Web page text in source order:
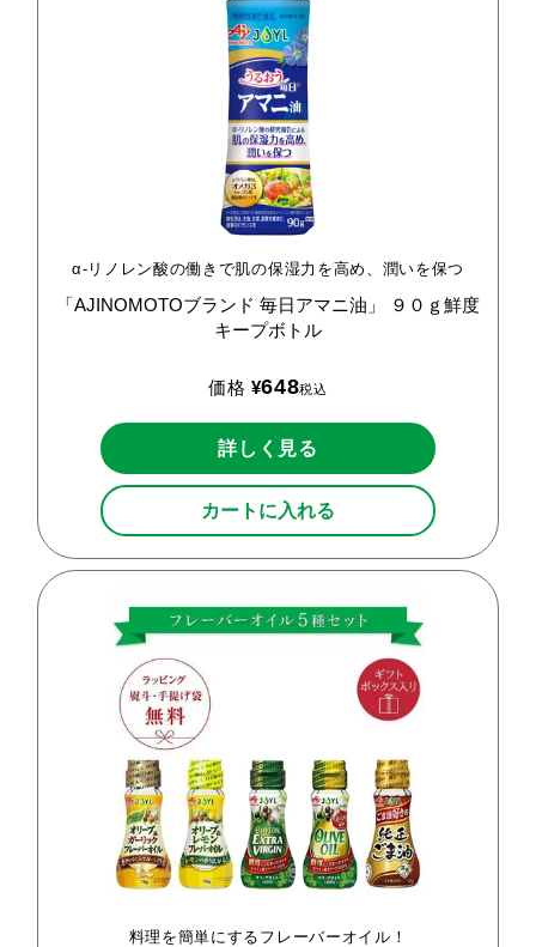
α-リノレン酸の働きで肌の保湿力を高め、潤いを保つ
「AJINOMOTOブランド 毎日アマニ油」
９０ｇ鮮度
キープボトル
価格 ¥648税込
詳しく見る
カートに入れる
料理を簡単にするフレーバーオイル！